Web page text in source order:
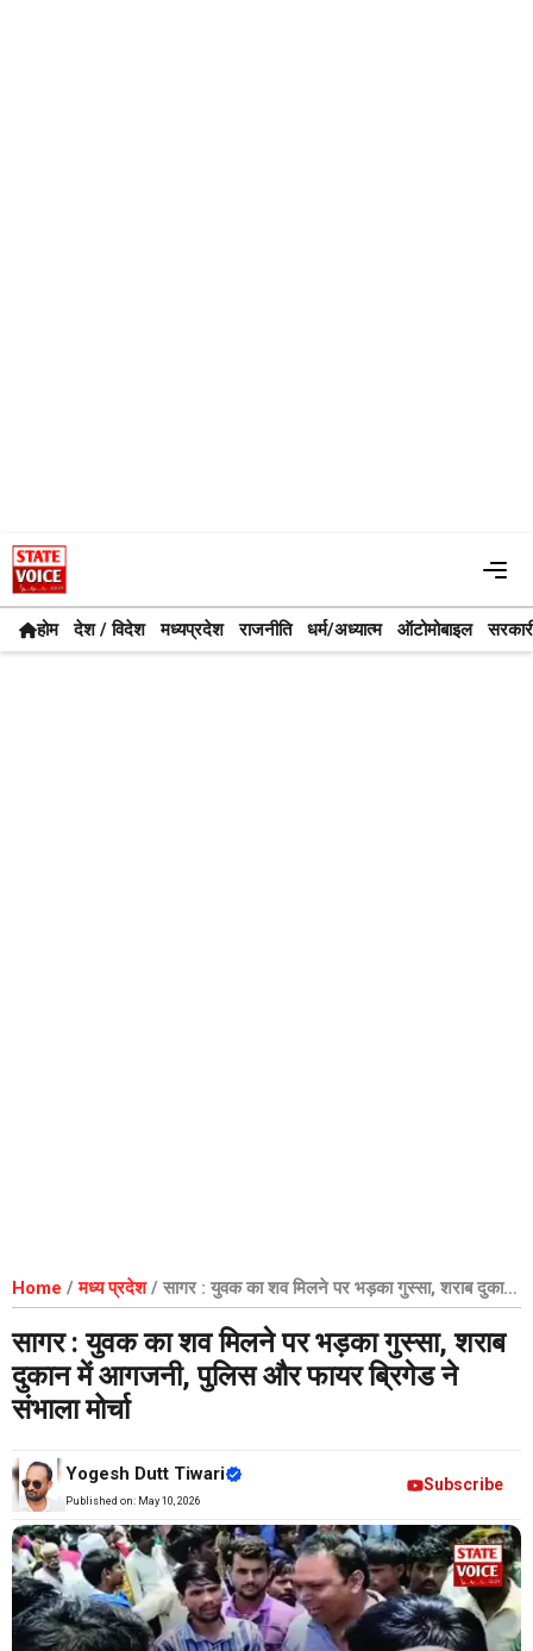
Skip
to
content
होम देश / विदेश मध्यप्रदेश राजनीति धर्म/अध्यात्म ऑटोमोबाइल
Home /मध्य प्रदेश/ सागर : युवक का शव मिलने पर भड़का गुस्सा, शराब दुकान
में आगजनी, पुलिस और फायर ब्रिगेड ने संभाला मोर्चा
सागर : युवक का शव मिलने पर भड़का गुस्सा, शराब
दुकान में आगजनी, पुलिस और फायर ब्रिगेड ने
संभाला मोर्चा
Yogesh Dutt Tiwari
Published on: May 10, 2026
Subscribe